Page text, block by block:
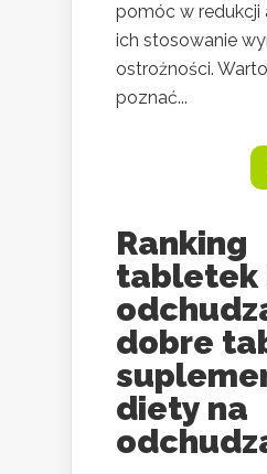
pomóc w redukcji
ich stosowanie
ostrożności.
poznać...
Ranking
tabletek
dobre
diety na